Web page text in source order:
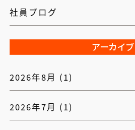
社員ブログ
アーカイブ
2026年8月 (1)
2026年7月 (1)